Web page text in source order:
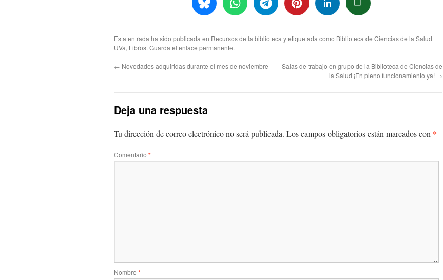
Esta entrada ha sido publicada en Recursos de la biblioteca y etiquetada como Biblioteca de Ciencias de la Salud
UVa, Libros. Guarda el enlace permanente.
← Novedades adquiridas durante el mes de noviembre
Salas de trabajo en grupo de la Biblioteca de Ciencias de
la Salud ¡En pleno funcionamiento ya! →
Deja una respuesta
Tu dirección de correo electrónico no será publicada. Los campos obligatorios están marcados con *
Comentario *
Nombre *